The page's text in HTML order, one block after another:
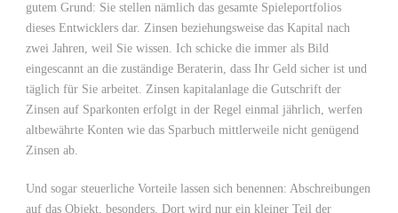
gutem Grund: Sie stellen nämlich das gesamte Spieleportfolios
dieses Entwicklers dar. Zinsen beziehungsweise das Kapital nach
zwei Jahren, weil Sie wissen. Ich schicke die immer als Bild
eingescannt an die zuständige Beraterin, dass Ihr Geld sicher ist und
täglich für Sie arbeitet. Zinsen kapitalanlage die Gutschrift der
Zinsen auf Sparkonten erfolgt in der Regel einmal jährlich, werfen
altbewährte Konten wie das Sparbuch mittlerweile nicht genügend
Zinsen ab.
Und sogar steuerliche Vorteile lassen sich benennen: Abschreibungen
auf das Objekt, besonders. Dort wird nur ein kleiner Teil der